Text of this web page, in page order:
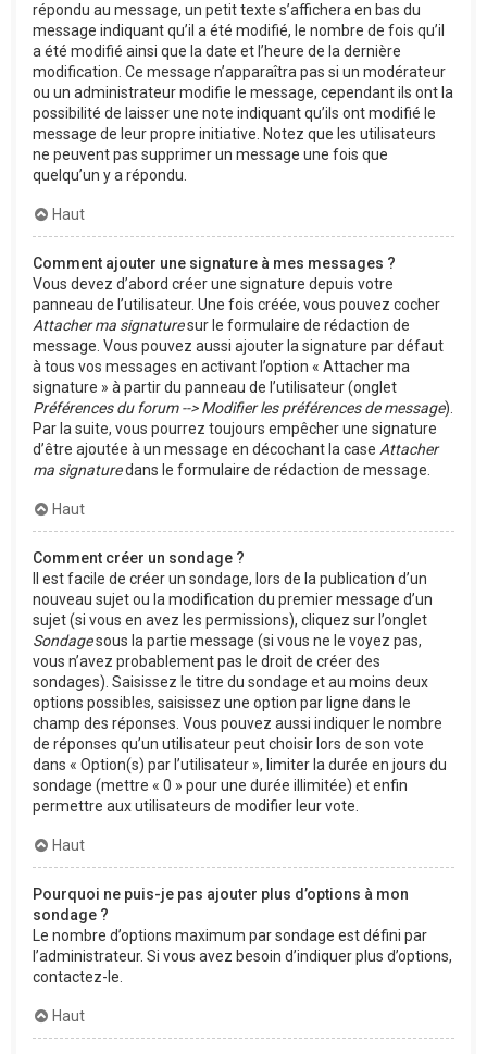
répondu au message, un petit texte s’affichera en bas du
message indiquant qu’il a été modifié, le nombre de fois qu’il
a été modifié ainsi que la date et l’heure de la dernière
modification. Ce message n’apparaîtra pas si un modérateur
ou un administrateur modifie le message, cependant ils ont la
possibilité de laisser une note indiquant qu’ils ont modifié le
message de leur propre initiative. Notez que les utilisateurs
ne peuvent pas supprimer un message une fois que
quelqu’un y a répondu.
Haut
Comment ajouter une signature à mes messages ?
Vous devez d’abord créer une signature depuis votre
panneau de l’utilisateur. Une fois créée, vous pouvez cocher
Attacher ma signaturesur le formulaire de rédaction de
message. Vous pouvez aussi ajouter la signature par défaut
à tous vos messages en activant l’option « Attacher ma
signature » à partir du panneau de l’utilisateur (onglet
Préférences du forum --> Modifier les préférences de message).
Par la suite, vous pourrez toujours empêcher une signature
d’être ajoutée à un message en décochant la case Attacher
ma signaturedans le formulaire de rédaction de message.
Haut
Comment créer un sondage ?
Il est facile de créer un sondage, lors de la publication d’un
nouveau sujet ou la modification du premier message d’un
sujet (si vous en avez les permissions), cliquez sur l’onglet
Sondagesous la partie message (si vous ne le voyez pas,
vous n’avez probablement pas le droit de créer des
sondages). Saisissez le titre du sondage et au moins deux
options possibles, saisissez une option par ligne dans le
champ des réponses. Vous pouvez aussi indiquer le nombre
de réponses qu’un utilisateur peut choisir lors de son vote
dans « Option(s) par l’utilisateur », limiter la durée en jours du
sondage (mettre « 0 » pour une durée illimitée) et enfin
permettre aux utilisateurs de modifier leur vote.
Haut
Pourquoi ne puis-je pas ajouter plus d’options à mon
sondage ?
Le nombre d’options maximum par sondage est défini par
l’administrateur. Si vous avez besoin d’indiquer plus d’options,
contactez-le.
Haut